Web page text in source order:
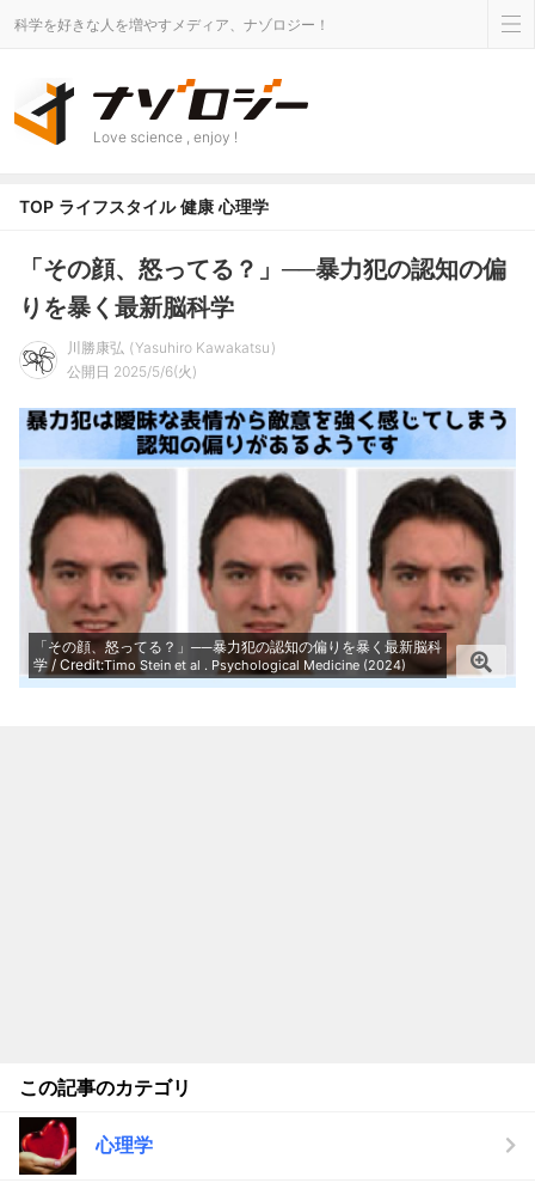
科学を好きな人を増やすメディア、ナゾロジー！
Love science , enjoy !
TOP ライフスタイル 健康 心理学
「その顔、怒ってる？」──暴力犯の認知の偏
りを暴く最新脳科学
川勝康弘
Yasuhiro Kawakatsu
公開日 2025/5/6(火)
「その顔、怒ってる？」──暴力犯の認知の偏りを暴く最新脳科
学 / Credit:Timo Stein et al . Psychological Medicine (2024)
この記事のカテゴリ
心理学